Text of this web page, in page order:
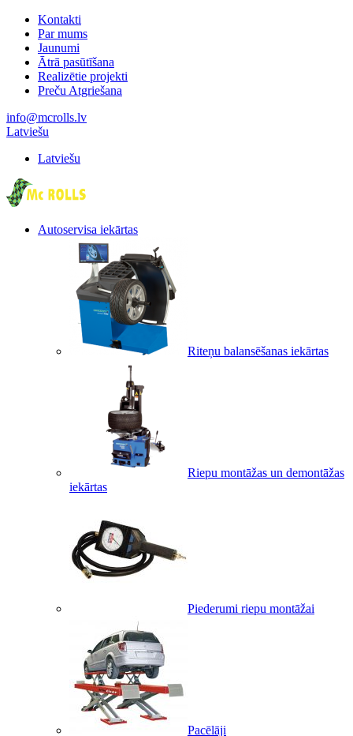
Kontakti
Par mums
Jaunumi
Ātrā pasūtīšana
Realizētie projekti
Preču Atgriešana
info@mcrolls.lv
Latviešu
Latviešu
Autoservisa iekārtas
Riteņu balansēšanas iekārtas
Riepu montāžas un demontāžas
iekārtas
Piederumi riepu montāžai
Pacēlāji